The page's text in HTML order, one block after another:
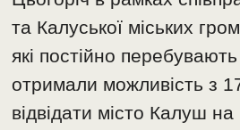
та Калуської міських
які постійно перебувають
отримали можливість з
відвідати місто Калуш на